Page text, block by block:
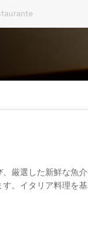
厳選した新鮮な魚
。イタリア料理を
げる本格ナポリ・ピ
で、訪れるたびに